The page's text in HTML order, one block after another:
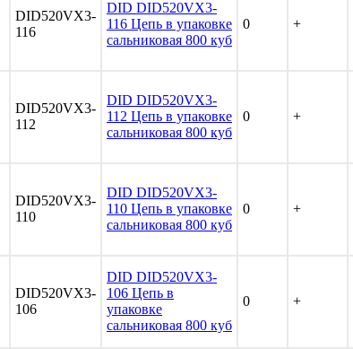
DID520VX3-
116
DID DID520VX3-
116 Цепь в упаковке
сальниковая 800 куб
0 +
DID520VX3-
112
DID DID520VX3-
112 Цепь в упаковке
сальниковая 800 куб
0 +
DID520VX3-
110
DID DID520VX3-
110 Цепь в упаковке
сальниковая 800 куб
0 +
DID520VX3-
106
DID DID520VX3-
106 Цепь в
упаковке
сальниковая 800 куб
0 +